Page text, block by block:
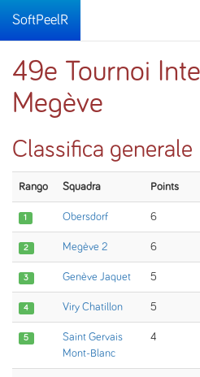
SoftPeelR
49e Tournoi
Megève
Classifica generale
Rango Squadra Points
1 Obersdorf 6
2 Megève 2 6
3 Genève Jaquet 5
4 Viry Chatillon 5
5
Saint Gervais
Mont-Blanc
4